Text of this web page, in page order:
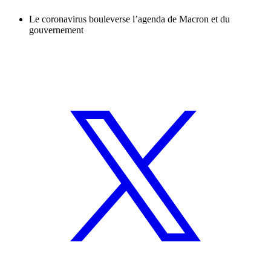
Le coronavirus bouleverse l’agenda de Macron et du
gouvernement